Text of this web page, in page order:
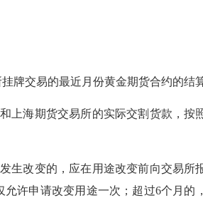
交易的最近月份黄金期货合约的结
海期货交易所的实际交割货款，按
改变的，应在用途改变前向交易所
许申请改变用途一次；超过6个月